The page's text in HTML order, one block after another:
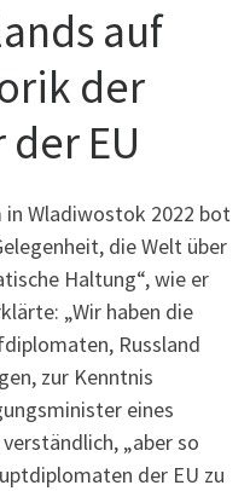
auf
der
EU
Wladiwostok 2022 bot
die Welt über
Haltung“, wie er
„Wir haben die
Russland
zur Kenntnis
eines
„aber so
der EU zu